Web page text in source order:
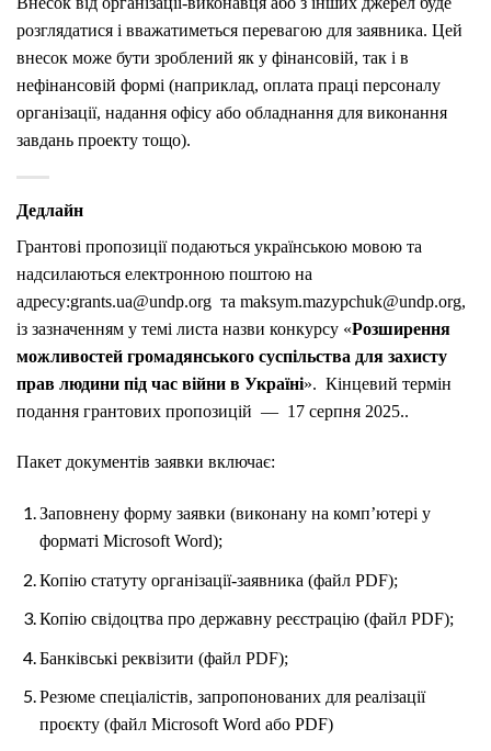
розглядатися і вважатиметься перевагою для заявника. Цей
внесок може бути зроблений як у фінансовій, так і в
нефінансовій формі (наприклад, оплата праці персоналу
організації, надання офісу або обладнання для виконання
завдань проекту тощо).
Дедлайн
Грантові пропозиції подаються українською мовою та
надсилаються електронною поштою на
адресу:grants.ua@undp.org та maksym.mazypchuk@undp.org,
із зазначенням у темі листа назви конкурсу «Розширення
можливостей громадянського суспільства для захисту
прав людини під час війни в Україні». Кінцевий термін
подання грантових пропозицій — 17 серпня 2025..
Пакет документів заявки включає:
Заповнену форму заявки (виконану на комп’ютері у
форматі Microsoft Word);
Копію статуту організації-заявника (файлPDF);
Копію свідоцтва про державну реєстрацію (файл PDF);
Банківські реквізити (файл PDF);
Резюме спеціалістів, запропонованих для реалізації
проєкту (файл Microsoft Word або PDF)